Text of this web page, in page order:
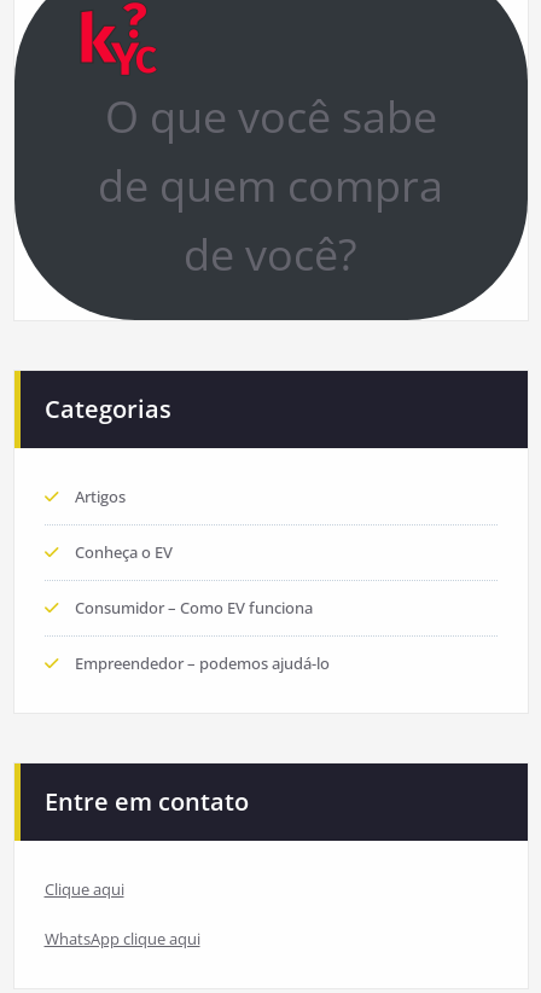
O que você sabe
de quem compra
de você?
Categorias
Artigos
Conheça o EV
Consumidor – Como EV funciona
Empreendedor – podemos ajudá-lo
Entre em contato
Clique aqui
WhatsApp clique aqui